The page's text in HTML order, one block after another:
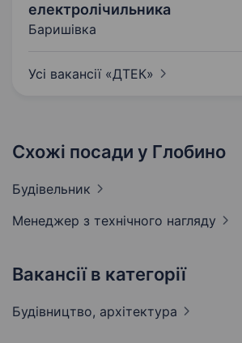
електролічильника
Баришівка
Усі вакансії «ДТЕК»
Схожі посади у Глобино
Будівельник
Менеджер з технічного нагляду
Вакансії в категорії
Будівництво, архітектура